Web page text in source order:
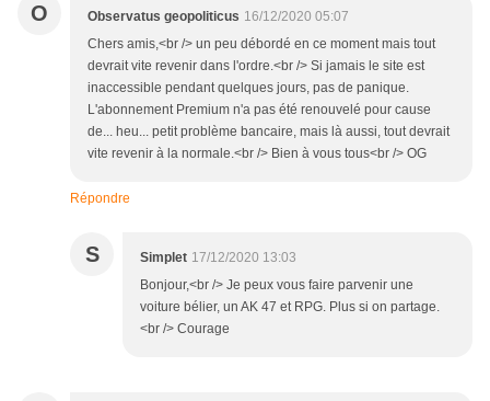
O Observatus geopoliticus 16/12/2020 05:07
Chers amis,<br /> un peu débordé en ce moment mais tout
devrait vite revenir dans l'ordre.<br /> Si jamais le site est
inaccessible pendant quelques jours, pas de panique.
L'abonnement Premium n'a pas été renouvelé pour cause
de... heu... petit problème bancaire, mais là aussi, tout devrait
vite revenir à la normale.<br /> Bien à vous tous<br /> OG
Répondre
S Simplet 17/12/2020 13:03
Bonjour,<br /> Je peux vous faire parvenir une
voiture bélier, un AK 47 et RPG. Plus si on partage.
<br /> Courage